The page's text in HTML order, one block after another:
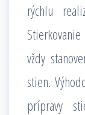
rýchlu
vždy
stien.
prípravy